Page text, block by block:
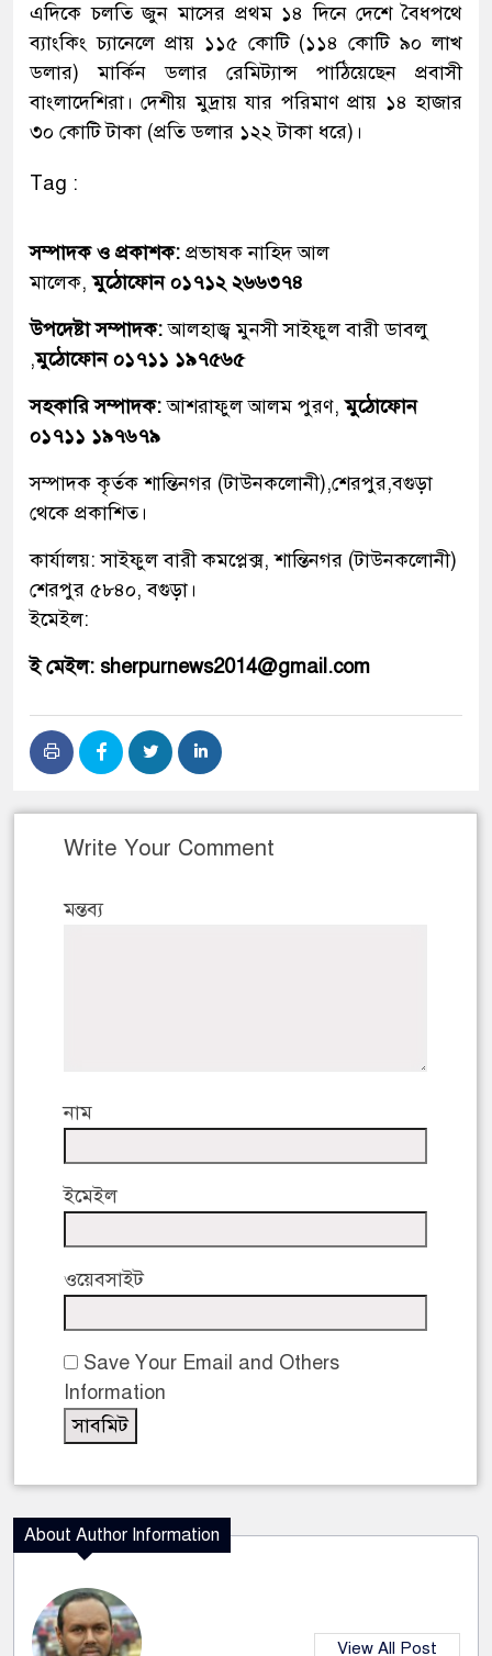
এদিকে চলতি জুন মাসের প্রথম ১৪ দিনে দেশে বৈধপথে
ব্যাংকিং চ্যানেলে প্রায় ১১৫ কোটি (১১৪ কোটি ৯০ লাখ
ডলার) মার্কিন ডলার রেমিট্যান্স পাঠিয়েছেন প্রবাসী
বাংলাদেশিরা। দেশীয় মুদ্রায় যার পরিমাণ প্রায় ১৪ হাজার
৩০ কোটি টাকা (প্রতি ডলার ১২২ টাকা ধরে)।
Tag :
সম্পাদক ও প্রকাশক: প্রভাষক নাহিদ আল
মালেক,মুঠোফোন ০১৭১২ ২৬৬৩৭৪
উপদেষ্টা সম্পাদক:আলহাজ্ব মুনসী সাইফুল বারী ডাবলু
,মুঠোফোন ০১৭১১ ১৯৭৫৬৫
সহকারি সম্পাদক:আশরাফুল আলম পুরণ,মুঠোফোন
০১৭১১ ১৯৭৬৭৯
সম্পাদক কৃর্তক শান্তিনগর (টাউনকলোনী),শেরপুর,বগুড়া
থেকে প্রকাশিত।
কার্যালয়: সাইফুল বারী কমপ্লেক্স, শান্তিনগর (টাউনকলোনী)
শেরপুর ৫৮৪০, বগুড়া।
ইমেইল:
ই মেইল: sherpurnews2014@gmail.com
Write Your Comment
মন্তব্য
নাম
ইমেইল
ওয়েবসাইট
Save Your Email and Others
Information
About Author Information
View All Post